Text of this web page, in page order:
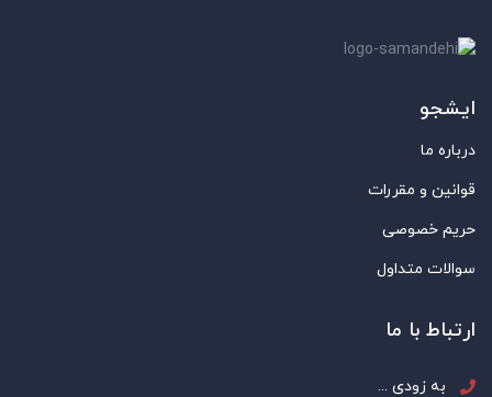
ایشجو
درباره ما
قوانین و مقررات
حریم خصوصی
سوالات متداول
ارتباط با ما
به زودی ...